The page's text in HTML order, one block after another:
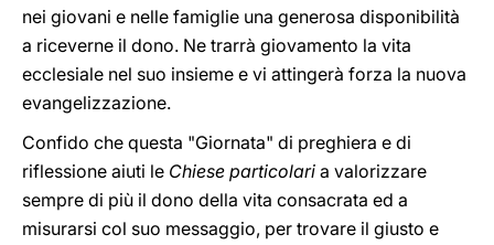
nei giovani e nelle famiglie una generosa disponibilità
a riceverne il dono. Ne trarrà giovamento la vita
ecclesiale nel suo insieme e vi attingerà forza la nuova
evangelizzazione.
Confido che questa "Giornata" di preghiera e di
riflessione aiuti le Chiese particolari a valorizzare
sempre di più il dono della vita consacrata ed a
misurarsi col suo messaggio, per trovare il giusto e